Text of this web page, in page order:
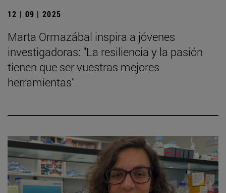
12 | 09 | 2025
Marta Ormazábal inspira a jóvenes
investigadoras: "La resiliencia y la pasión
tienen que ser vuestras mejores
herramientas"